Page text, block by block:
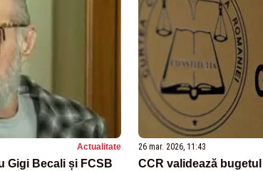
Actualitate
Gigi Becali și FCSB
26 mar. 2026, 11:43
CCR validează bugetul